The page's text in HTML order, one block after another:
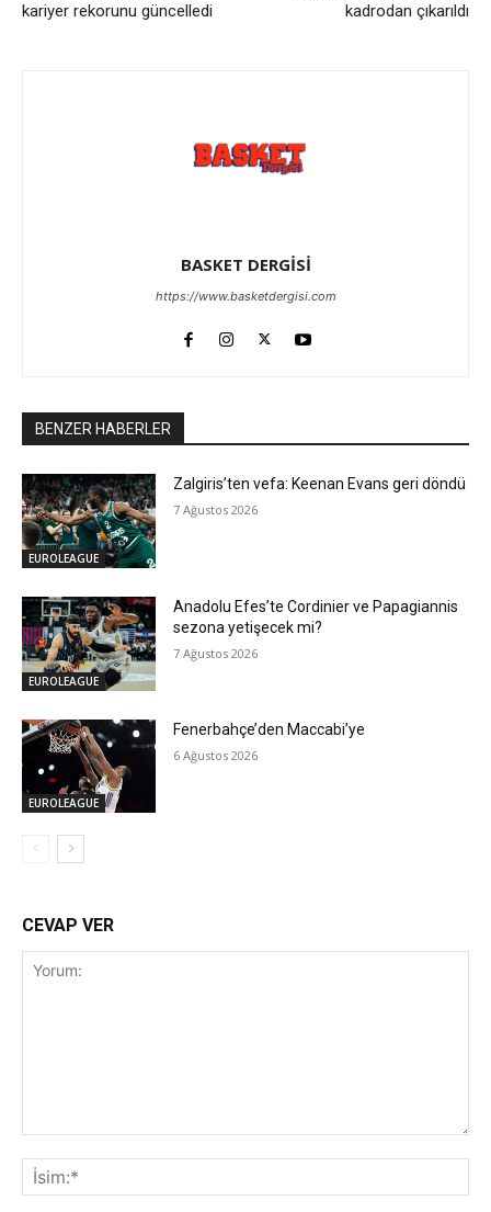
kariyer rekorunu güncelledi
kadrodan çıkarıldı
BASKET DERGİSİ
https://www.basketdergisi.com
BENZER HABERLER
EUROLEAGUE
Zalgiris’ten vefa: Keenan Evans geri döndü
7 Ağustos 2026
EUROLEAGUE
Anadolu Efes’te Cordinier ve Papagiannis
sezona yetişecek mi?
7 Ağustos 2026
EUROLEAGUE
Fenerbahçe’den Maccabi’ye
6 Ağustos 2026
CEVAP VER